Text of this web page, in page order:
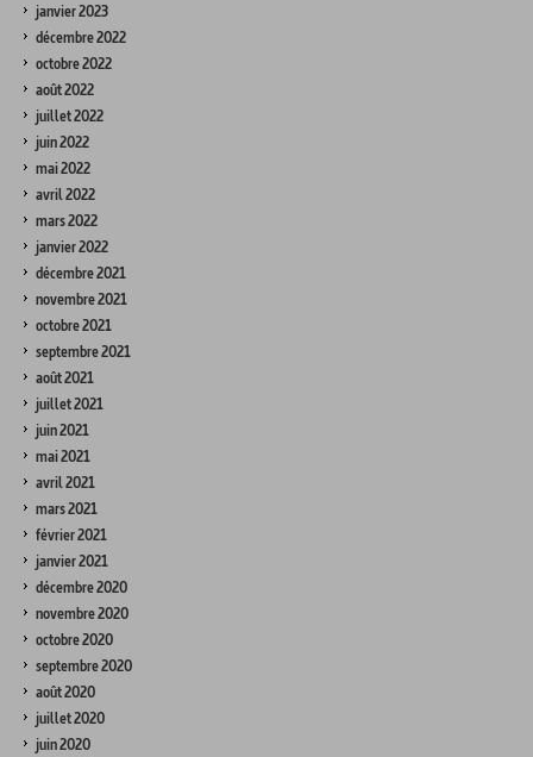
janvier 2023
décembre 2022
octobre 2022
août 2022
juillet 2022
juin 2022
mai 2022
avril 2022
mars 2022
janvier 2022
décembre 2021
novembre 2021
octobre 2021
septembre 2021
août 2021
juillet 2021
juin 2021
mai 2021
avril 2021
mars 2021
février 2021
janvier 2021
décembre 2020
novembre 2020
octobre 2020
septembre 2020
août 2020
juillet 2020
juin 2020